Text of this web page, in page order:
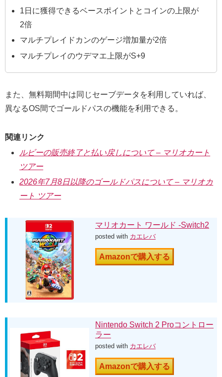
1日に獲得できるベースポイントとコインの上限が
2倍
マルチプレイドカンのゲージ増加量が2倍
マルチプレイのウデマエ上限がS+9
また、無料期間中は同じセーブデータを利用していれば、
異なるOS間でゴールドパスの機能を利用できる。
関連リンク
ルビーの販売終了と払い戻しについて – マリオカート
ツアー
2026年7月8日以降のゴールドパスについて – マリオカ
ート ツアー
マリオカート ワールド -Switch2
posted with カエレバ
Amazonで購入する
Nintendo Switch 2 Proコントロー
ラー
posted with カエレバ
Amazonで購入する